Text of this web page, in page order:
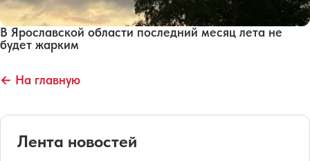
В Ярославской области последний месяц лета не
будет жарким
← На главную
Лента новостей